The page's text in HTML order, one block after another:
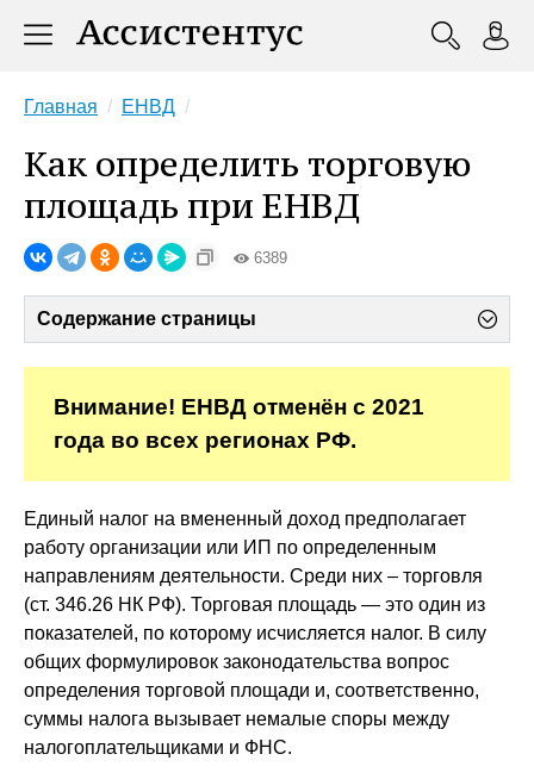
Главная ЕНВД
Как определить торговую
площадь при ЕНВД
6389
Содержание страницы
Внимание! ЕНВД отменён с 2021
года во всех регионах РФ.
Единый налог на вмененный доход предполагает
работу организации или ИП по определенным
направлениям деятельности. Среди них – торговля
(ст. 346.26 НК РФ). Торговая площадь — это один из
показателей, по которому исчисляется налог. В силу
общих формулировок законодательства вопрос
определения торговой площади и, соответственно,
суммы налога вызывает немалые споры между
налогоплательщиками и ФНС.